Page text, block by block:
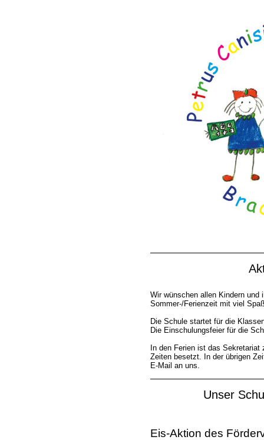
Wir wünschen allen Kindern und
Sommer-/Ferienzeit mit viel
Die Schule startet für die
Die Einschulungsfeier für die
In den Ferien ist das
Zeiten besetzt. In der übrigen
E-Mail an uns.
Unser
Eis-Aktion des